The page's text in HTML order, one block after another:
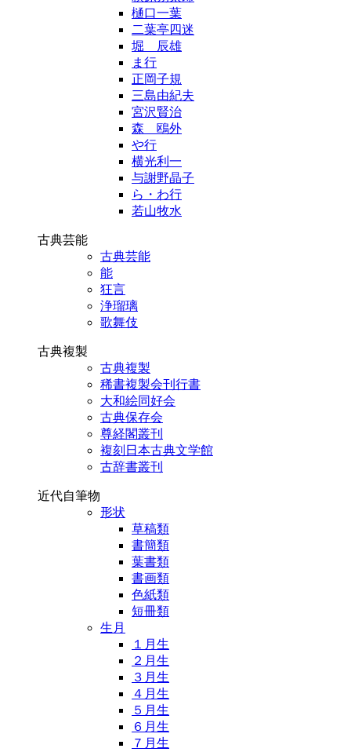
樋口一葉
二葉亭四迷
堀 辰雄
ま行
正岡子規
三島由紀夫
宮沢賢治
森 鴎外
や行
横光利一
与謝野晶子
ら・わ行
若山牧水
古典芸能
古典芸能
能
狂言
浄瑠璃
歌舞伎
古典複製
古典複製
稀書複製会刊行書
大和絵同好会
古典保存会
尊経閣叢刊
複刻日本古典文学館
古辞書叢刊
近代自筆物
形状
草稿類
書簡類
葉書類
書画類
色紙類
短冊類
生月
１月生
２月生
３月生
４月生
５月生
６月生
７月生